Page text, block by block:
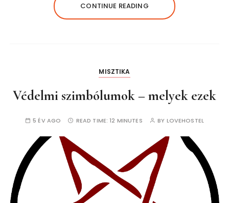
CONTINUE READING
MISZTIKA
Védelmi szimbólumok – melyek ezek
5 ÉV AGO READ TIME:12 MINUTES BY LOVEHOSTEL